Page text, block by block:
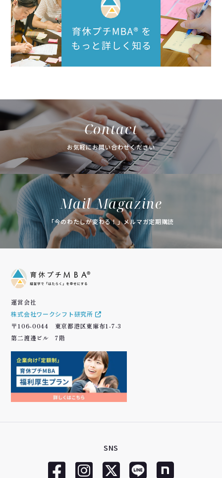
Contact
お気軽にお問い合わせください
Mail Magazine
「今のわたしが変わる！」メルマガ定期購読
運営会社
株式会社ワークシフト研究所
〒106-0044 東京都港区東麻布1-7-3
第二渡邊ビル 7階
SNS